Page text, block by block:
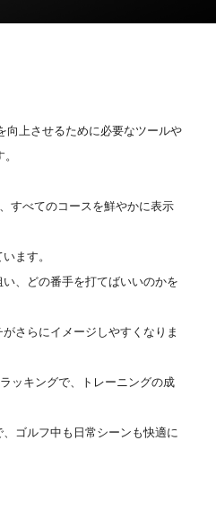
向上させるために必要なツールや
すべてのコースを鮮やかに表示
ます。
、どの番手を打てばいいのかを
さらにイメージしやすくなりま
ッキングで、トレーニングの成
ゴルフ中も日常シーンも快適に